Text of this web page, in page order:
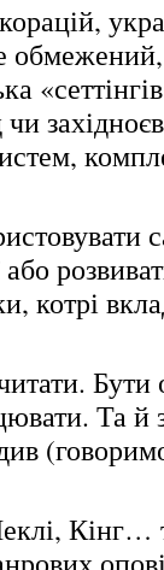
котрі
Бути
Та й
Кінг…